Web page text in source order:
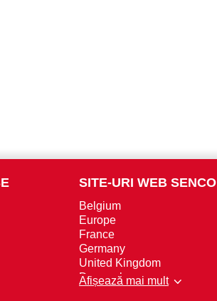
SITE-URI WEB SENCO
Belgium
Europe
France
Germany
United Kingdom
Denmark
Afișează mai mult